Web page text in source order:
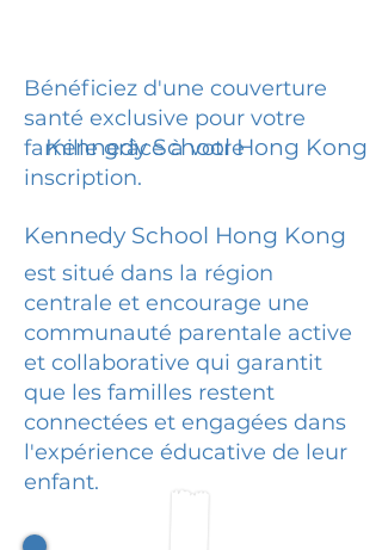
Bénéficiez d'une couverture
santé exclusive pour votre
famille grâce à votre
inscription.
Kennedy School Hong Kong
Kennedy School Hong Kong
est situé dans la région
centrale et encourage une
communauté parentale active
et collaborative qui garantit
que les familles restent
connectées et engagées dans
l'expérience éducative de leur
enfant.